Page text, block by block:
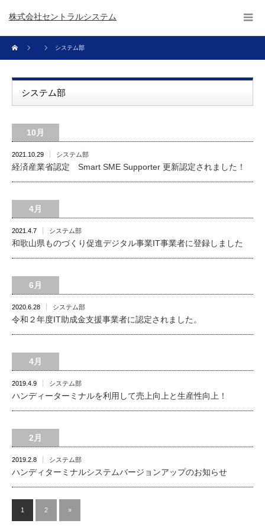
株式会社セントラルシステム
システム部
システム部
10月
2021.10.29 システム部
経済産業省認定 Smart SME Supporter 更新認定されました！
4月
2021.4.7 システム部
和歌山県ものづくり促進デジタル事業IT事業者に登録しました
6月
2020.6.28 システム部
令和２年度IT助成金支援事業者に認定されました。
4月
2019.4.9 システム部
ハンディーターミナルを利用して売上向上と生産性向上！
2月
2019.2.8 システム部
ハンディターミナルシステムバージョンアップのお知らせ
1 2 »